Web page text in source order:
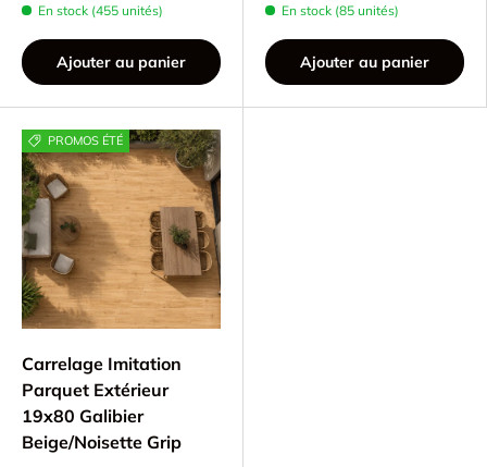
En stock (455 unités)
Ajouter au panier
En stock (85 unités)
Ajouter au panier
PROMOS ÉTÉ
Carrelage Imitation
Parquet Extérieur
19x80 Galibier
Beige/Noisette Grip